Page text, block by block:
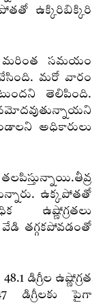
ఉక్కిరిబిక్కిరి
మరింత సమయం
మరో వారం
తెలిపింది.
నమోదవుతున్నాయని
అధికారులు
ఉక్కపోతతో
ఉష్ణోగ్రతలు
తగ్గకపోవడంతో
డిగ్రీల ఉష్ణోగ్రత
పైగా